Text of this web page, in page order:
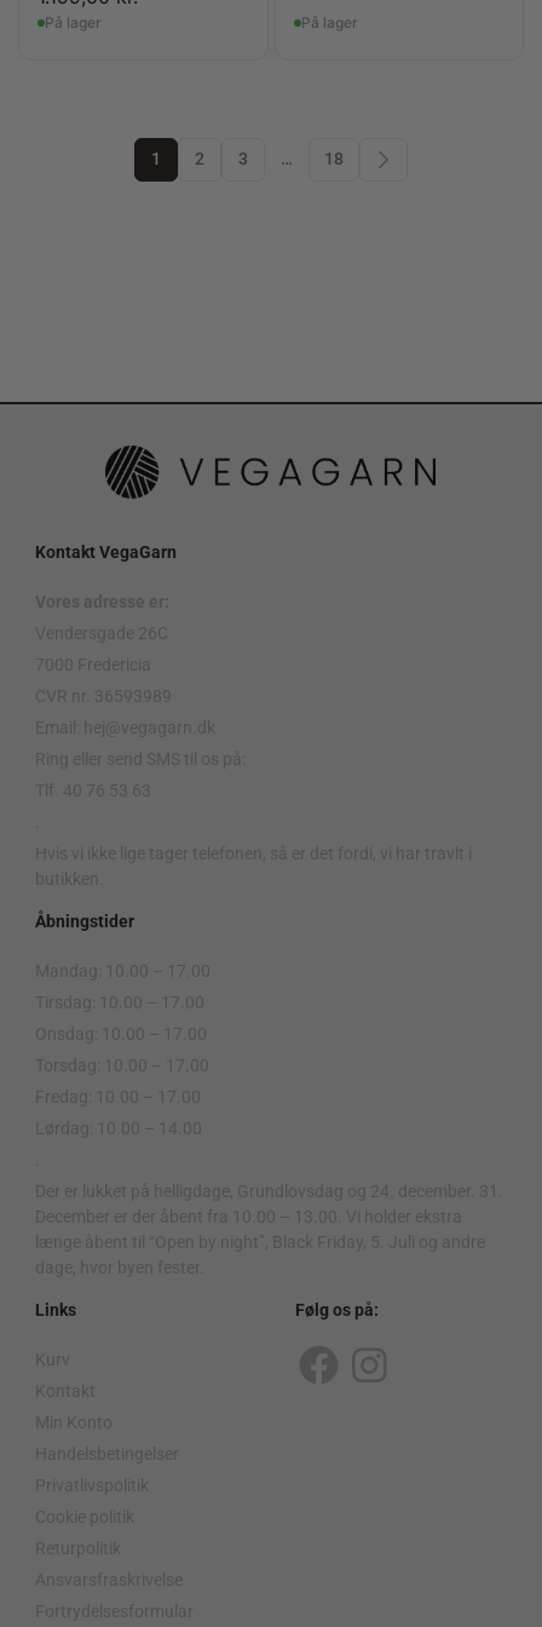
På lager På lager
1 2 3 … 18
Kontakt VegaGarn
Vores adresse er:
Vendersgade 26C
7000 Fredericia
CVR nr. 36593989
Email: hej@vegagarn.dk
Ring eller send SMS til os på:
Tlf. 40 76 53 63
Hvis vi ikke lige tager telefonen, så er det fordi, vi har travlt i
butikken.
Åbningstider
Mandag: 10.00 – 17.00
Tirsdag: 10.00 – 17.00
Onsdag: 10.00 – 17.00
Torsdag: 10.00 – 17.00
Fredag: 10.00 – 17.00
Lørdag: 10.00 – 14.00
Der er lukket på helligdage, Grundlovsdag og 24. december. 31.
December er der åbent fra 10.00 – 13.00. Vi holder ekstra
længe åbent til “Open by night”, Black Friday, 5. Juli og andre
dage, hvor byen fester.
Links
Kurv
Kontakt
Min Konto
Handelsbetingelser
Privatlivspolitik
Cookie politik
Returpolitik
Ansvarsfraskrivelse
Fortrydelsesformular
Følg os på:
F
I